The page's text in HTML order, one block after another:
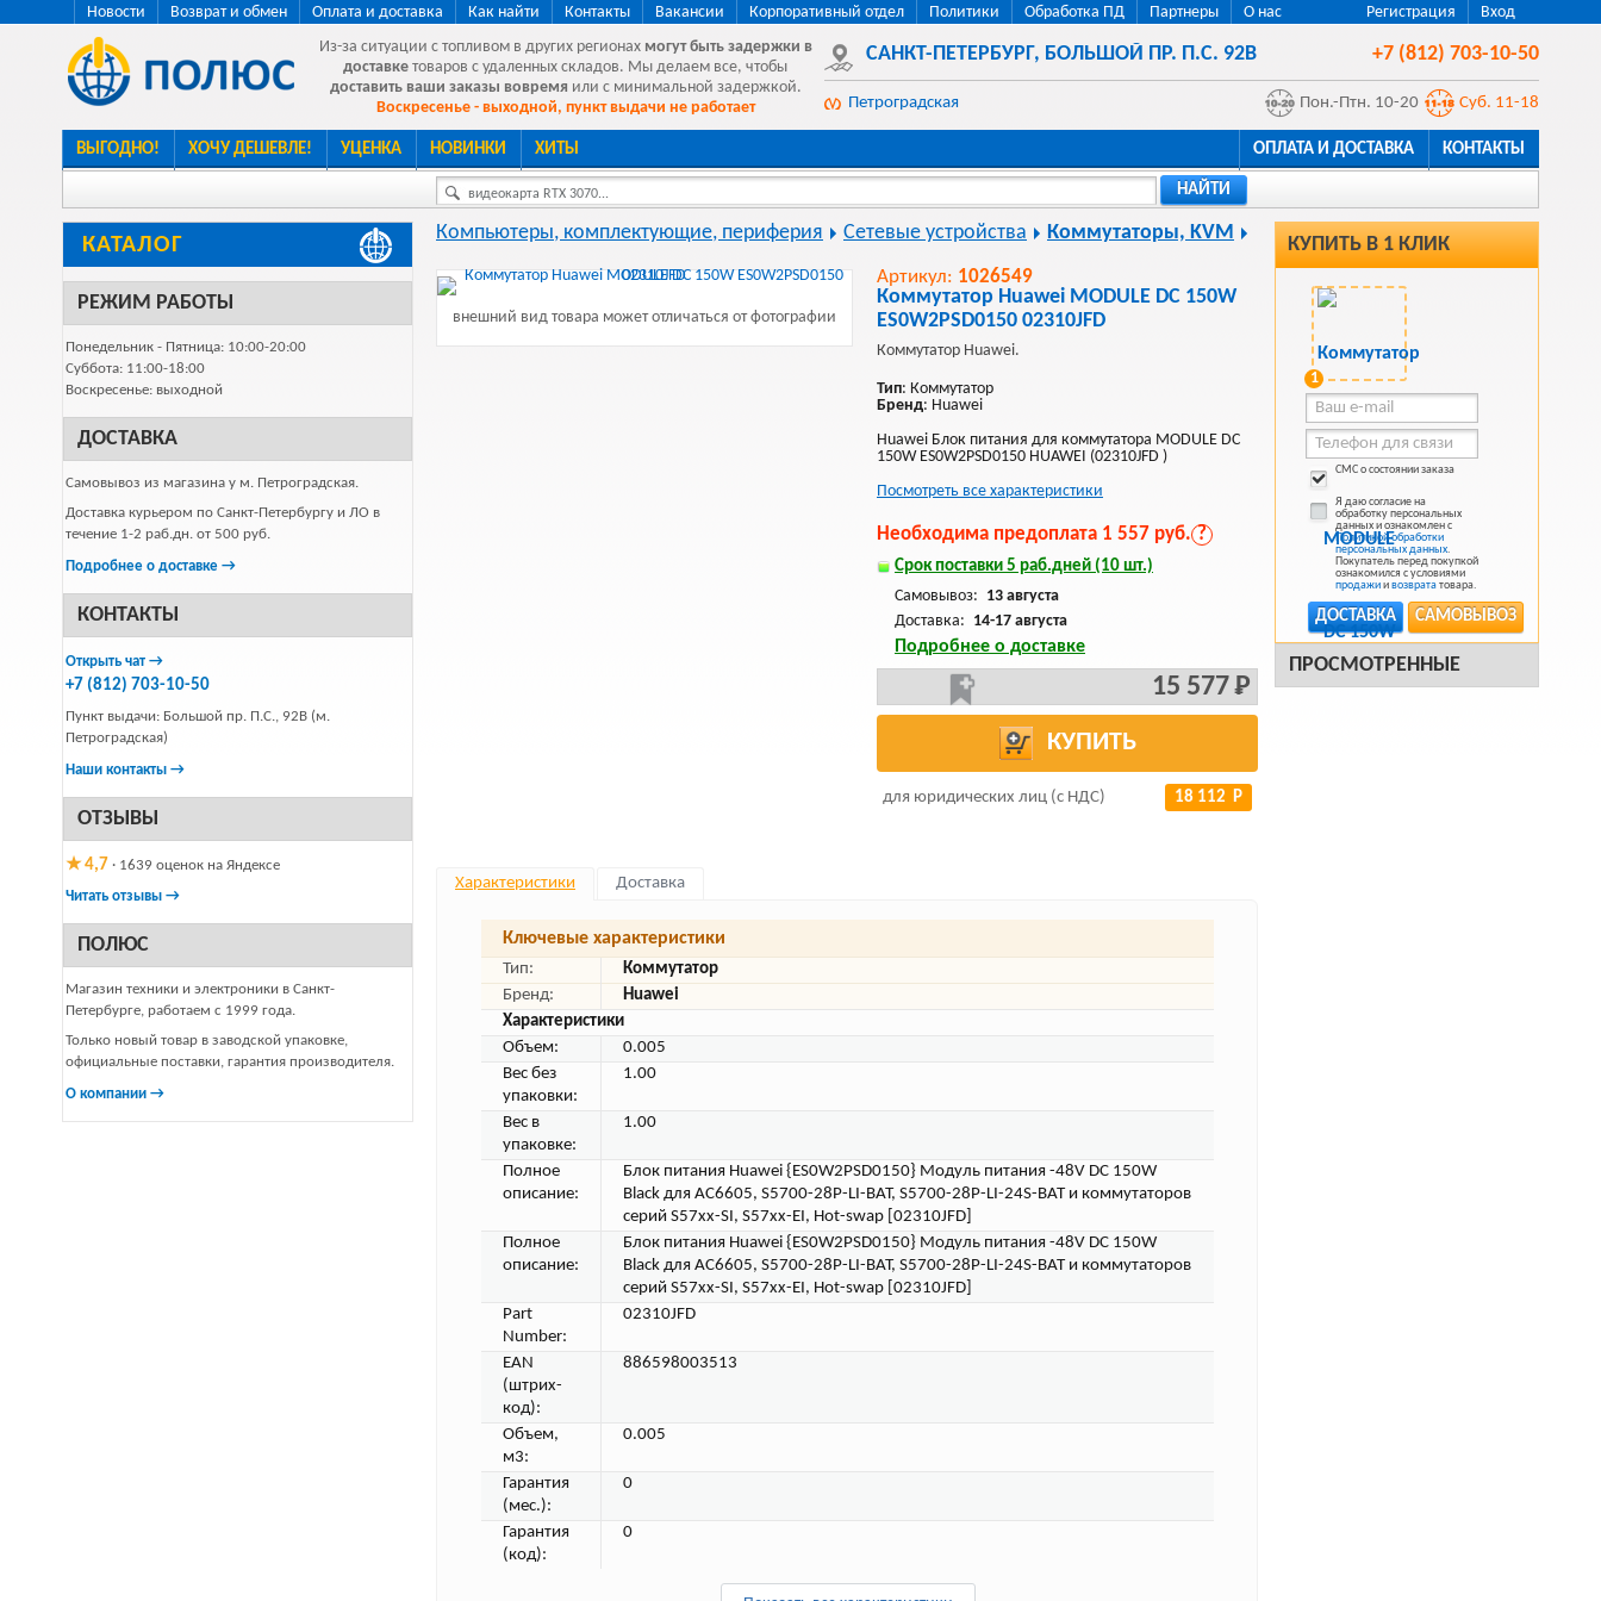
Регистрация Вход
Новости Возврат и обмен Оплата и доставка Как найти Контакты Вакансии Корпоративный отдел Политики Обработка ПД Партнеры
О нас
Из-за ситуации с топливом в других регионах могут быть задержки в
доставке товаров с удаленных складов. Мы делаем все, чтобы
доставить ваши заказы вовремя или с минимальной задержкой.
Воскресенье - выходной, пункт выдачи не работает
САНКТ-ПЕТЕРБУРГ, БОЛЬШОЙ ПР. П.С. 92В +7 (812) 703-10-50
Петроградская Пон.-Птн. 10-20 Суб. 11-18
ВЫГОДНО! ХОЧУ ДЕШЕВЛЕ! УЦЕНКА НОВИНКИ ХИТЫ ОПЛАТА И ДОСТАВКА КОНТАКТЫ
видеокарта RTX 3070... НАЙТИ
КАТАЛОГ
РЕЖИМ РАБОТЫ
Понедельник - Пятница: 10:00-20:00
Суббота: 11:00-18:00
Воскресенье: выходной
ДОСТАВКА
Самовывоз из магазина у м. Петроградская.
Доставка курьером по Санкт-Петербургу и ЛО в
течение 1-2 раб.дн. от 500 руб.
Подробнее о доставке →
КОНТАКТЫ
Открыть чат →
+7 (812) 703-10-50
Пункт выдачи: Большой пр. П.С., 92В (м.
Петроградская)
Наши контакты →
ОТЗЫВЫ
★ 4,7 · 1639 оценок на Яндексе
Читать отзывы →
ПОЛЮС
Магазин техники и электроники в Санкт-
Петербурге, работаем с 1999 года.
Только новый товар в заводской упаковке,
официальные поставки, гарантия производителя.
О компании →
КУПИТЬ В 1 КЛИК
1
СМС о состоянии заказа
Я даю согласие на
обработку персональных
данных и ознакомлен с
Политикой обработки
персональных данных.
Покупатель перед покупкой
ознакомился с условиями
продажиивозврататовара.
САМОВЫВОЗ
ДОСТАВКА
ПРОСМОТРЕННЫЕ
Компьютеры, комплектующие, периферия Сетевые устройства Коммутаторы, KVM
внешний вид товара может отличаться от фотографии
Артикул: 1026549
Коммутатор Huawei MODULE DC 150W
ES0W2PSD0150 02310JFD
Коммутатор Huawei.
Тип: Коммутатор
Бренд: Huawei
Huawei Блок питания для коммутатора MODULE DC
150W ES0W2PSD0150 HUAWEI (02310JFD )
Посмотреть все характеристики
Необходима предоплата 1 557 руб. ?
Срок поставки 5 раб.дней (10 шт.)
Самовывоз: 13 августа
Доставка: 14-17 августа
Подробнее о доставке
15 577 Р
КУПИТЬ
для юридических лиц (с НДС) 18 112 Р
Характеристики Доставка
Ключевые характеристики
Тип:
Коммутатор
Бренд:
Huawei
Характеристики
Объем:
0.005
Вес без
упаковки:
1.00
Вес в
упаковке:
1.00
Полное
описание:
Блок питания Huawei {ES0W2PSD0150} Модуль питания -48V DC 150W
Black для AC6605, S5700-28P-LI-BAT, S5700-28P-LI-24S-BAT и коммутаторов
серий S57xx-SI, S57xx-EI, Hot-swap [02310JFD]
Полное
описание:
Блок питания Huawei {ES0W2PSD0150} Модуль питания -48V DC 150W
Black для AC6605, S5700-28P-LI-BAT, S5700-28P-LI-24S-BAT и коммутаторов
серий S57xx-SI, S57xx-EI, Hot-swap [02310JFD]
Part
Number:
02310JFD
EAN
(штрих-
код):
886598003513
Объем,
м3:
0.005
Гарантия
(мес.):
0
Гарантия
(код):
0